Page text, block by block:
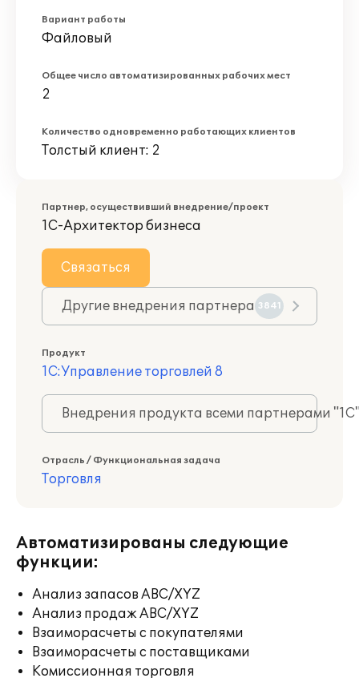
Вариант работы
Файловый
Общее число автоматизированных рабочих мест
2
Количество одновременно работающих клиентов
Толстый клиент: 2
Партнер, осуществивший внедрение/проект
1С-Архитектор бизнеса
Связаться
Другие внедрения партнера 3841
Продукт
1С:Управление торговлей 8
Внедрения продукта всеми партнерами
Отрасль / Функциональная задача
Торговля
Автоматизированы следующие
функции:
Анализ запасов ABC/XYZ
Анализ продаж ABC/XYZ
Взаиморасчеты с покупателями
Взаиморасчеты с поставщиками
Комиссионная торговля